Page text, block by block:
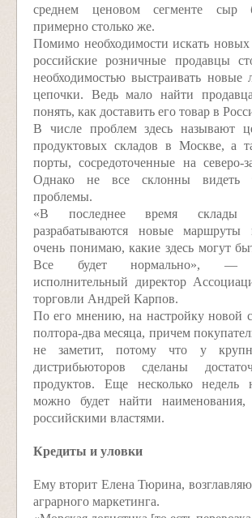
среднем ценовом сегменте сыр
примерно столько же.
Помимо необходимости искать новых
российские розничные продавцы
необходимостью выстраивать новые
цепочки. Ведь мало найти
понять, как доставить его товар в
В числе проблем здесь называют
продуктовых складов в Москве, а
порты, сосредоточенные на северо-
Однако не все склонны видеть
проблемы.
«В последнее время склады
разрабатываются новые маршруты
очень понимаю, какие здесь могут
Все будет нормально», —
исполнительный директор
торговли Андрей Карпов.
По его мнению, на настройку новой
полтора-два месяца, причем
не заметит, потому что у
дистрибьюторов сделаны
продуктов. Еще несколько недель
можно будет найти наименования,
российскими властями.
Кредиты и уловки
Ему вторит Елена Тюрина,
аграрного маркетинга.